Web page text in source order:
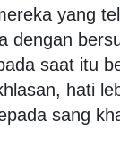
yang
dengan
saat itu
hati
sang